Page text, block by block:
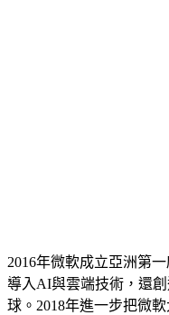
2016年微軟成立亞洲第
導入AI與雲端技術，還
球。2018年進一步把微